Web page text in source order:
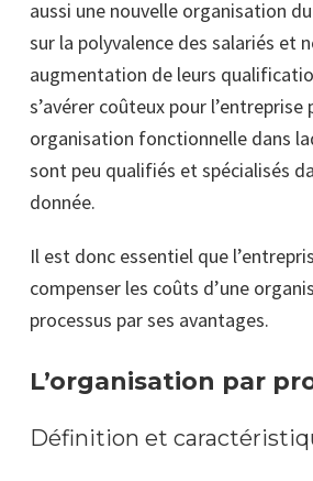
aussi une nouvelle organisation
sur la polyvalence des salariés et
augmentation de leurs
s’avérer coûteux pour
organisation fonctionnelle dans
sont peu qualifiés et spécialisés
donnée.
Il est donc essentiel que
compenser les coûts d’une
processus par ses avantages.
L’organisation par
Définition et